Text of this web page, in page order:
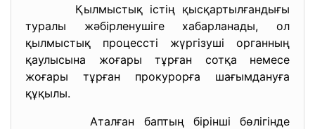
Қылмыстық істің қысқартылғандығы
туралы жәбірленушіге хабарланады, ол
қылмыстық процессті жүргізуші органның
қаулысына жоғары тұрған сотқа немесе
жоғары тұрған прокурорға шағымдануға
құқылы.
Аталған баптың бірінші бөлігінде